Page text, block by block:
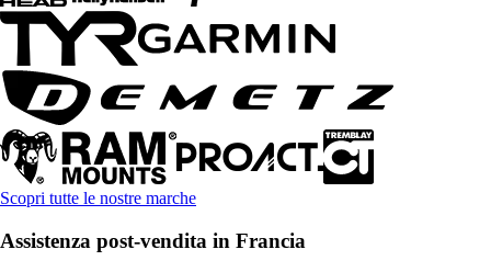
Scopri tutte le nostre marche
Assistenza post-vendita in Francia